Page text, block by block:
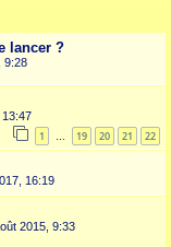
lancer ?
9:28
13:47
1 … 19 20 21 22
16:19
2015, 9:33